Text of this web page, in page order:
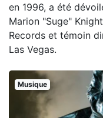
en 1996, a été
Marion "Suge"
Records et témoin
Las Vegas.
Musique